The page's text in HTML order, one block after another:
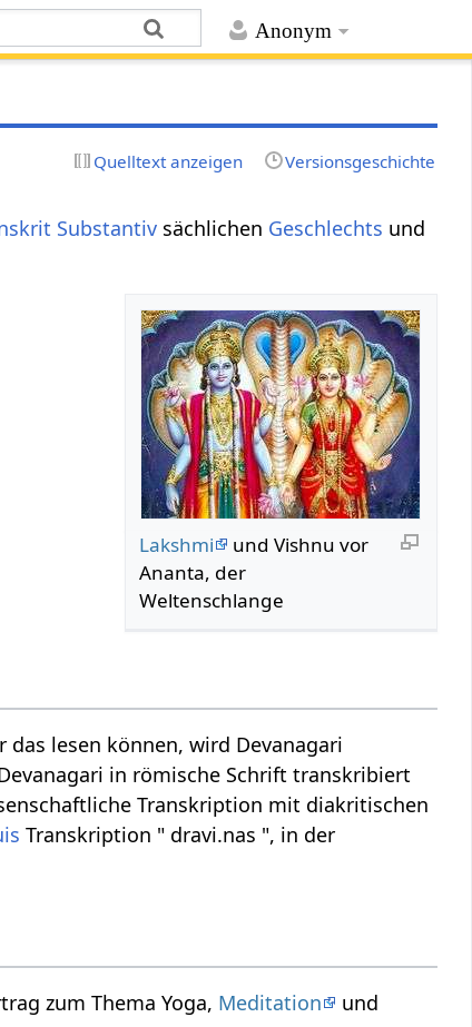
Anonym
Quelltext anzeigen Versionsgeschichte
Substantiv sächlichen Geschlechts und
Lakshmi
und Vishnu vor
Ananta, der
Weltenschlange
das lesen können, wird Devanagari
in römische Schrift transkribiert
Transkription mit diakritischen
Transkription " dravi.nas ", in der
zum Thema Yoga, Meditation
und